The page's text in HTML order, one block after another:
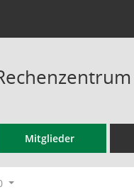
Mitglieder